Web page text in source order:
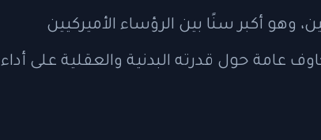
وهو أكبر سنًا بين الرؤساء الأميركيين
عامة حول قدرته البدنية والعقلية على أداء